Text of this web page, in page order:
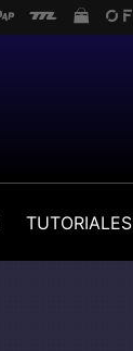
TUTORIALES